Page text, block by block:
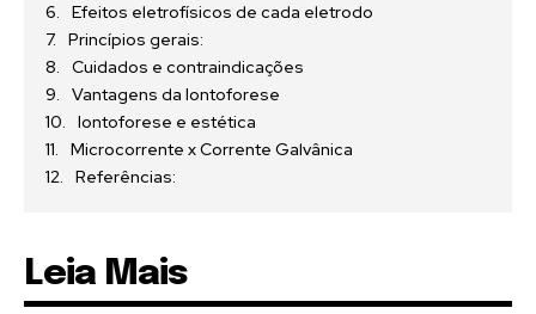
Efeitos eletrofísicos de cada eletrodo
Princípios gerais:
Cuidados e contraindicações
Vantagens da Iontoforese
Iontoforese e estética
Microcorrente x Corrente Galvânica
Referências:
Leia Mais